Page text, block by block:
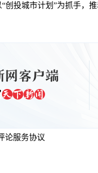
创投城市计划”为抓手，
论服务协议